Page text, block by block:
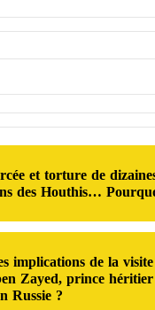
et torture de
des Houthis…
implications de la
Zayed, prince
Russie ?